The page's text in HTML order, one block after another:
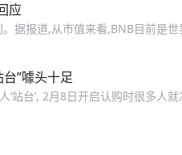
应
据报道,从市值来看,BNB目前是
”噱头十足
台’, 2月8日开启认购时很多人就